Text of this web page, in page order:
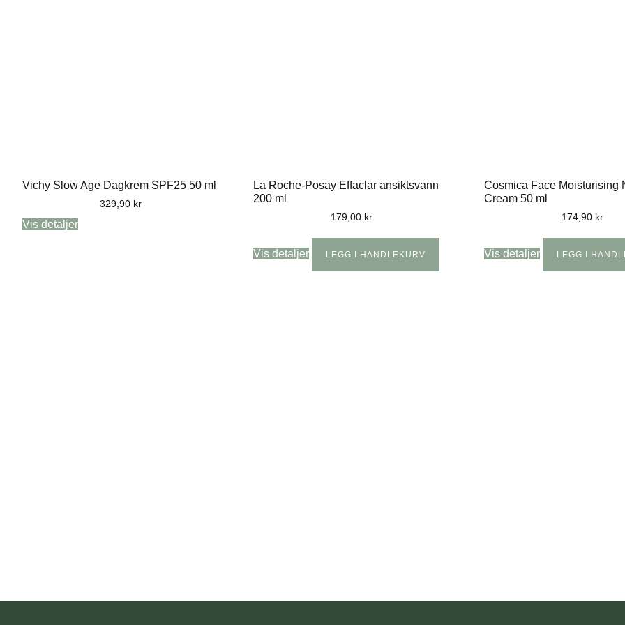
Vichy Slow Age Dagkrem SPF25 50 ml
329,90 kr
Vis detaljer
La Roche-Posay Effaclar ansiktsvann
200 ml
179,00 kr
Vis detaljer LEGG I HANDLEKURV
Cosmica Face Moisturising
Cream 50 ml
174,90 kr
Vis detaljer LEGG I